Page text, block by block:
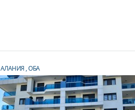
АЛАНИЯ,ОБА